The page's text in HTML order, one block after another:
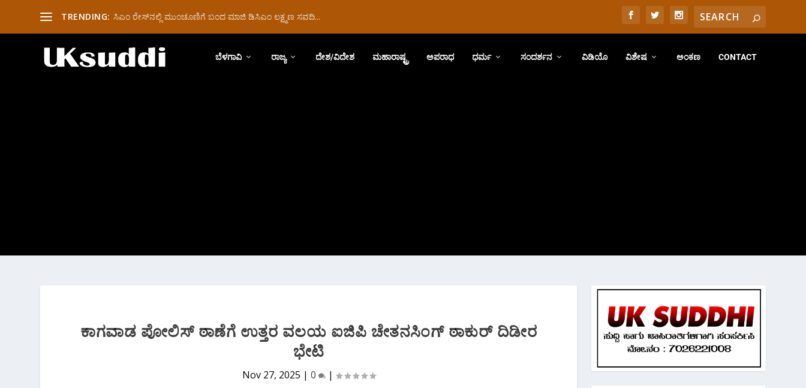
TRENDING: ಸಿಎಂ ರೇಸ್‌ನಲ್ಲಿ ಮುಂಚೂಣಿಗೆ ಬಂದ ಮಾಜಿ ಡಿಸಿಎಂ ಲಕ್ಷ್ಮಣ ಸವದಿ...
ಬೆಳಗಾವಿ ರಾಜ್ಯ ದೇಶ/ವಿದೇಶ ಮಹಾರಾಷ್ಟ್ರ ಅಪರಾಧ ಧರ್ಮ ಸಂದರ್ಶನ ವಿಡಿಯೊ ವಿಶೇಷ ಅಂಕಣ CONTACT
ಕಾಗವಾಡ ಪೋಲಿಸ್ ಠಾಣೆಗೆ ಉತ್ತರ ವಲಯ ಐಜಿಪಿ ಚೇತನಸಿಂಗ್ ಠಾಕುರ್ ದಿಡೀರ
ಭೇಟಿ
Nov 27, 2025 | 0 |